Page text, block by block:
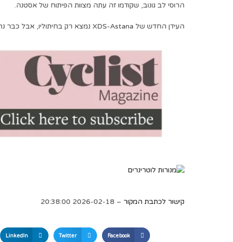
הרוסי לב גונוב, שקודמו זה עתה מצוות הפיתוח של אסטנה.
העידן החדש של XDS-Astana נמצא רק בחיתוליו, אבל כבר נראה שאולי יש להם נוסחה מנצחת.
קישור לכתבת המקור – 2026-02-18 20:38:00
Facebook
Twitter
LinkedIn